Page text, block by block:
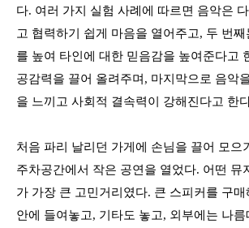
다. 여러 가지 실험 사례에 따르면 음악은
고 협력하기 쉽게 마음을 열어주고, 두 번째
를 높여 타인에 대한 믿음감을 높여준다고
공감력을 끌어 올려주며, 마지막으로 음악
을 느끼고 사회적 결속력이 강해진다고 한
처음 파리 날리던 가게에 손님을 끌어 모으
주차공간에서 작은 공연을 열었다. 어떤 뮤
가 가장 큰 고민거리였다. 큰 스피커를 구매
안에 들여놓고, 기타도 놓고, 외부에는 나